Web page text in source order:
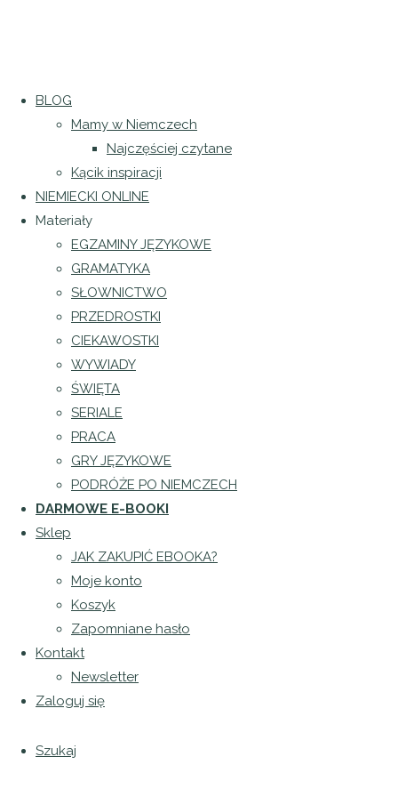
BLOG
Mamy w Niemczech
Najczęściej czytane
Kącik inspiracji
NIEMIECKI ONLINE
Materiały
EGZAMINY JĘZYKOWE
GRAMATYKA
SŁOWNICTWO
PRZEDROSTKI
CIEKAWOSTKI
WYWIADY
ŚWIĘTA
SERIALE
PRACA
GRY JĘZYKOWE
PODRÓŻE PO NIEMCZECH
DARMOWE E-BOOKI
Sklep
JAK ZAKUPIĆ EBOOKA?
Moje konto
Koszyk
Zapomniane hasło
Kontakt
Newsletter
Zaloguj się
Szukaj
Strona
kategorii Torba
ręcznie
malowana
Torba
ręcznie
Regulamin newslettera
Facebook
Informacja o odstąpieniu od umowy
2024 język niemiecki dla każdego
|Projekt i realizacja